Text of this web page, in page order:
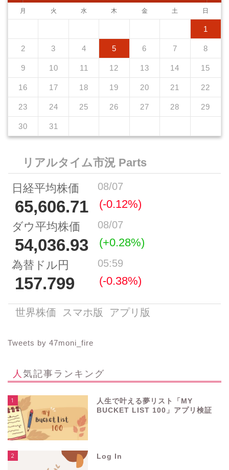
月 火 水 木 金 土 日
1
2 3 4 5 6 7 8
9 10 11 12 13 14 15
16 17 18 19 20 21 22
23 24 25 26 27 28 29
30 31
Tweets by 47moni_fire
人気記事ランキング
1
人生で叶える夢リスト「MY
BUCKET LIST 100」アプリ検証
2 Log In